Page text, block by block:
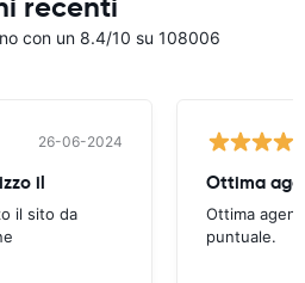
con un 8.4/10 su 108006
26-06-2024
il
il sito da
Ottima
Ottima
puntuale.